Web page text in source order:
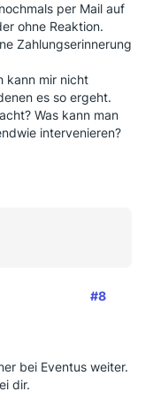
per Mail auf
ohne Reaktion.
Zahlungserinnerung
kann mir nicht
es so ergeht.
Was kann man
intervenieren?
#8
bei Eventus weiter.
dir.